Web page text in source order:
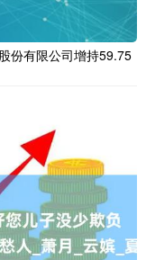
份有限公司增持59.75